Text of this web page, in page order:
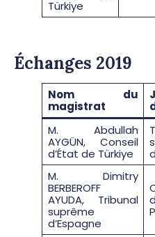
Türkiye
Échanges 2019
Nom du
magistrat
M. Abdullah
AYGÜN, Conseil
d’État de Türkiye
M. Dimitry
BERBEROFF
AYUDA, Tribunal
suprême
d’Espagne